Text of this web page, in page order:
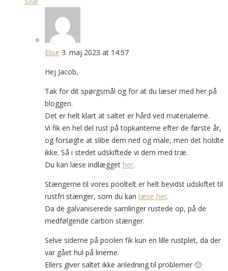
Elise 3. maj 2023 at 14:57
Hej Jacob,
Tak for dit spørgsmål og for at du læser med her på
bloggen.
Det er helt klart at saltet er hård ved materialerne.
Vi fik en hel del rust på topkanterne efter de første år,
og forsøgte at slibe dem ned og male, men det holdte
ikke. Så i stedet udskiftede vi dem med træ.
Du kan læse indlægget her.
Stængerne til vores pooltelt er helt bevidst udskiftet til
rustfri stænger, som du kan læse her.
Da de galvaniserede samlinger rustede op, på de
medfølgende carbon stænger.
Selve siderne på poolen fik kun en lille rustplet, da der
var gået hul på linerne.
Ellers giver saltet ikke anledning til problemer 🙂